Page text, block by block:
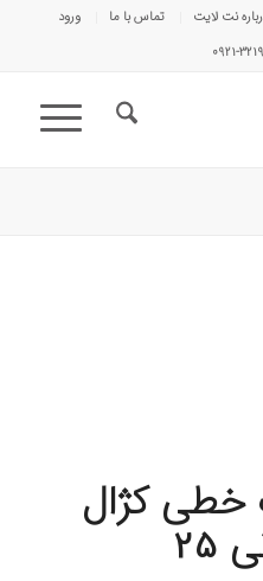
نت لایت تماس با ما
ورود
خطی کژال